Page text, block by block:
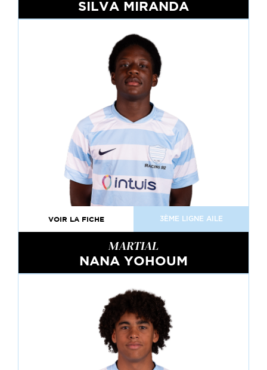
SILVA MIRANDA
VOIR LA FICHE 3ÈME LIGNE AILE
MARTIAL
NANA YOHOUM